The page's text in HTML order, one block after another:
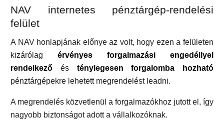
NAV internetes pénztárgép-rendelési
felület
A NAV honlapjának előnye az volt, hogy ezen a felületen
kizárólag érvényes forgalmazási engedéllyel
rendelkező és ténylegesen forgalomba hozható
pénztárgépekre lehetett megrendelést leadni.
A megrendelés közvetlenül a forgalmazókhoz jutott el, így
nagyobb biztonságot adott a vállalkozóknak.